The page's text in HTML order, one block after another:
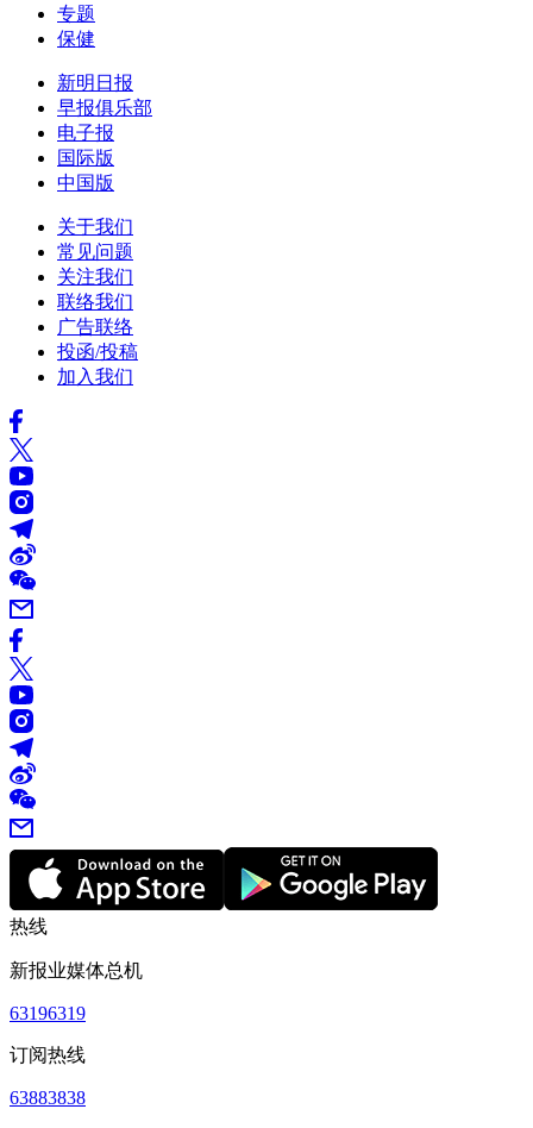
专题
保健
新明日报
早报俱乐部
电子报
国际版
中国版
关于我们
常见问题
关注我们
联络我们
广告联络
投函/投稿
加入我们
热线
新报业媒体总机
63196319
订阅热线
63883838